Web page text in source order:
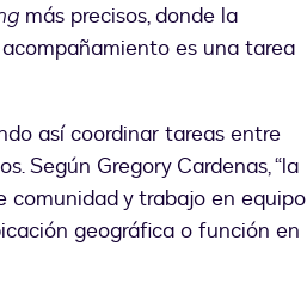
más precisos, donde la
es una tarea
así coordinar tareas entre
Según Gregory Cardenas, “la
y trabajo en equipo
geográfica o función en